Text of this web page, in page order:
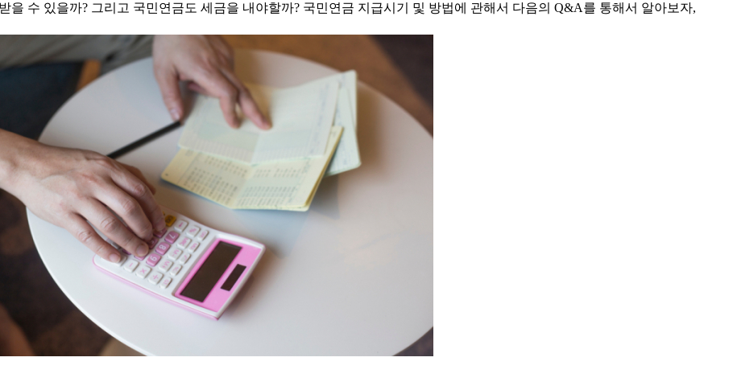
을 수 있을까? 그리고 국민연금도 세금을 내야할까? 국민연금 지급시기 및 방법에 관해서 다음의 Q&A를 통해서 알아보자,